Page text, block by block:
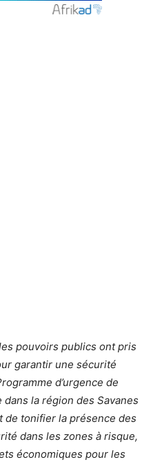
pouvoirs publics ont pris
garantir une sécurité
d’urgence de
la région des Savanes
de tonifier la présence des
dans les zones à risque,
économiques pour les